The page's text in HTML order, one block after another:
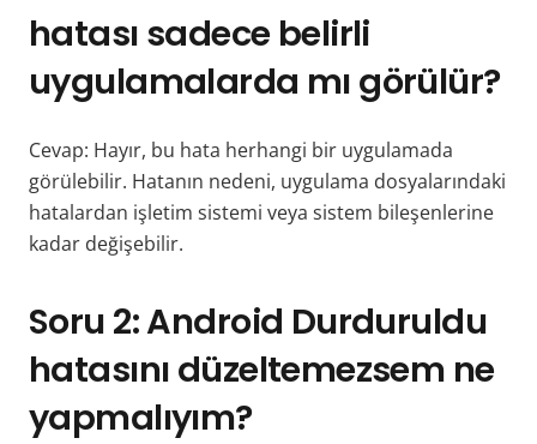
hatası sadece belirli
uygulamalarda mı görülür?
Cevap: Hayır, bu hata herhangi bir uygulamada
görülebilir. Hatanın nedeni, uygulama dosyalarındaki
hatalardan işletim sistemi veya sistem bileşenlerine
kadar değişebilir.
Soru 2: Android Durduruldu
hatasını düzeltemezsem ne
yapmalıyım?